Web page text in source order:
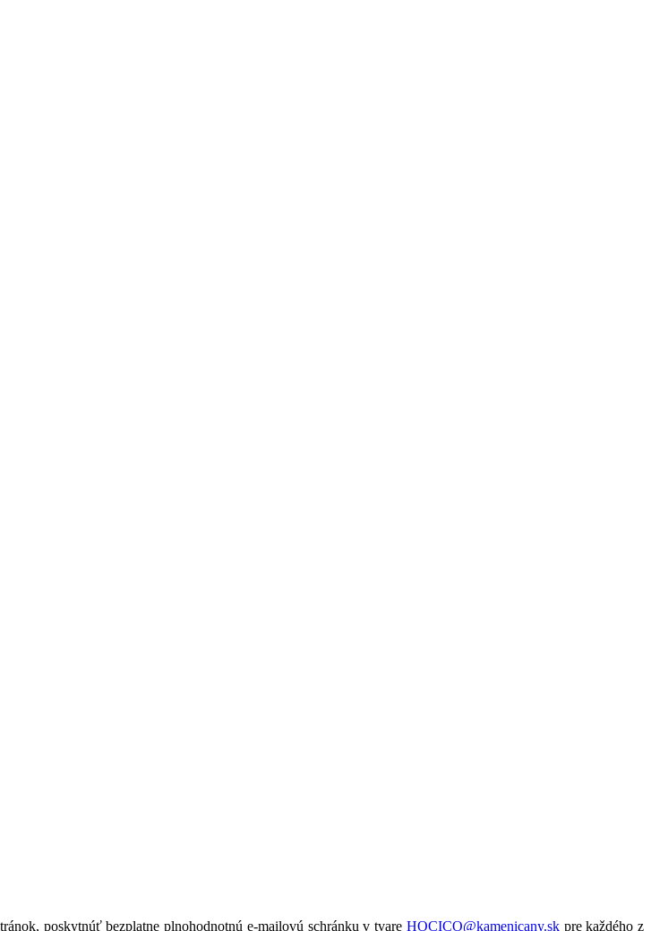
poskytnúť bezplatne plnohodnotnú e-mailovú schránku v tvare HOCICO@kamenicany.skpre každého z